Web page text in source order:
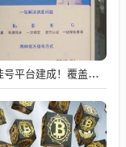
北京统一挂号平台建成！覆盖近300家二三甲医院号源